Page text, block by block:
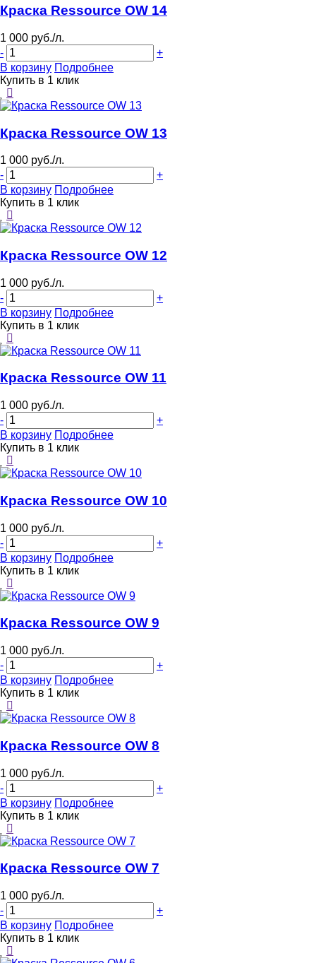
Краска Ressource OW 14
1 000 руб./л.
-
+
В корзину Подробнее
Купить в 1 клик
Краска Ressource OW 13
1 000 руб./л.
-
+
В корзину Подробнее
Купить в 1 клик
Краска Ressource OW 12
1 000 руб./л.
-
+
В корзину Подробнее
Купить в 1 клик
Краска Ressource OW 11
1 000 руб./л.
-
+
В корзину Подробнее
Купить в 1 клик
Краска Ressource OW 10
1 000 руб./л.
-
+
В корзину Подробнее
Купить в 1 клик
Краска Ressource OW 9
1 000 руб./л.
-
+
В корзину Подробнее
Купить в 1 клик
Краска Ressource OW 8
1 000 руб./л.
-
+
В корзину Подробнее
Купить в 1 клик
Краска Ressource OW 7
1 000 руб./л.
-
+
В корзину Подробнее
Купить в 1 клик